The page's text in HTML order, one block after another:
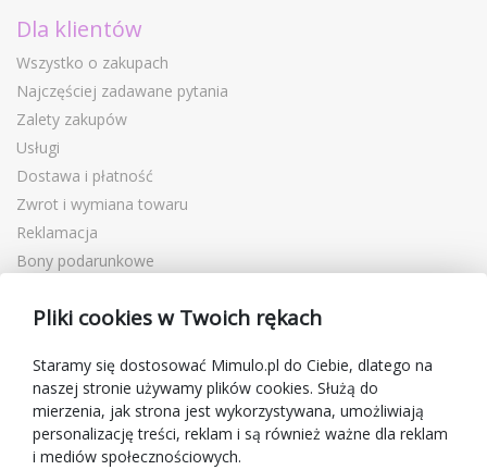
Dla klientów
Wszystko o zakupach
Najczęściej zadawane pytania
Zalety zakupów
Usługi
Dostawa i płatność
Zwrot i wymiana towaru
Reklamacja
Bony podarunkowe
Blog
O sprzedawcy
Mimulo.pl
Regulamin sklepu
Ochrona danych osobowych GDPR
Pliki cookies w Twoich rękach
Staramy się dostosować Mimulo.pl do Ciebie, dlatego na
naszej stronie używamy plików cookies. Służą do
mierzenia, jak strona jest wykorzystywana, umożliwiają
personalizację treści, reklam i są również ważne dla reklam
i mediów społecznościowych.